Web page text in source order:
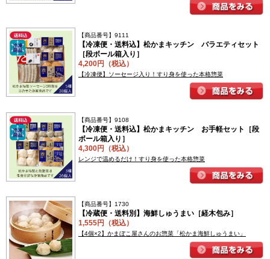
【商品番号】9111
【冷凍便・送料込】松かまキッチン バラエティセット
［段ボール箱入り］
4,200円（税込）
【冷凍便】ソーセージ入り！すり身を使った本格惣菜
【商品番号】9108
【冷凍便・送料込】松かまキッチン お手軽セット［段
ボール箱入り］
4,300円（税込）
レンジで温めるだけ！すり身を使った本格惣菜
【商品番号】1730
【冷蔵便・送料別】海鮮しゅうまい［経木包み］
1,555円（税込）
【4個×2】かまぼこ屋さんのお惣菜「松かま海鮮しゅうまい」